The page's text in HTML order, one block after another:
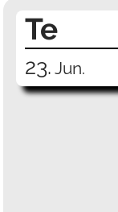
Te
23. Jun.